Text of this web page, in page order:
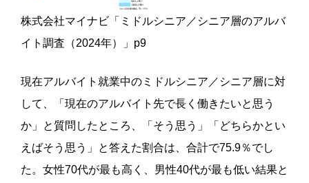
株式会社マイナビ「ミドルシニア／シニア層のアルバ
イト調査（2024年）」p9
現在アルバイト就業中のミドルシニア／シニア層に対
して、「現在のアルバイト先で長く働きたいと思う
か」と質問したところ、「そう思う」「どちらかとい
えばそう思う」と答えた割合は、合計で75.9％でし
た。女性70代が最も高く、男性40代が最も低い結果と